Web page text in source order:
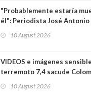
"Probablemente estaría
él": Periodista José Antonio
como se produjo el
a motociclista
10 August 2026
VIDEOS e imágenes
terremoto 7,4 sacude
edificios: se sintió en
no se conoce el número de
10 August 2026